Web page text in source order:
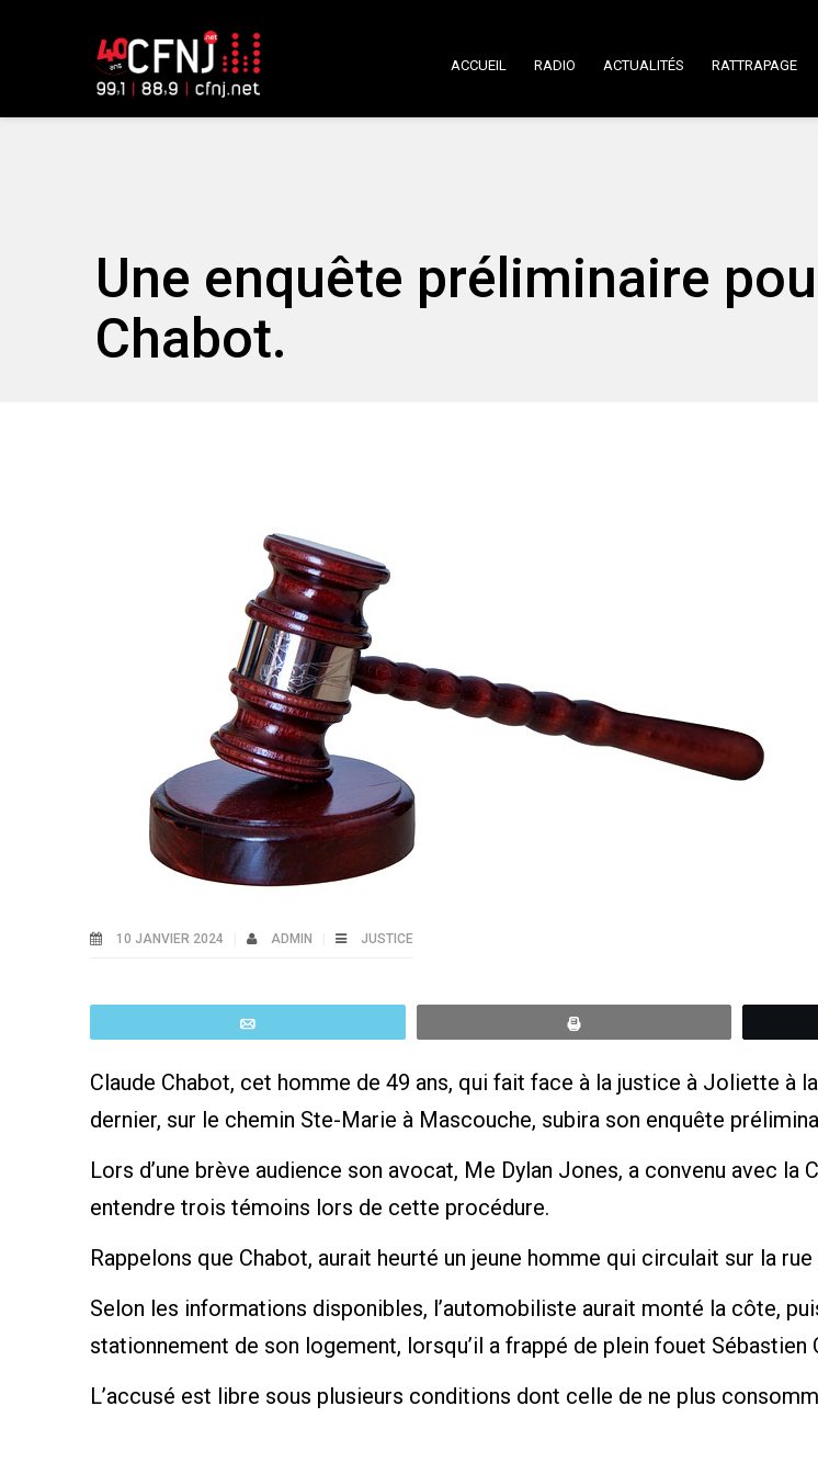
ACCUEIL RADIO ACTUALITÉS RATTRAPAGE
Une enquête préliminaire
Chabot.
10 JANVIER 2024 ADMIN JUSTICE
Claude Chabot, cet homme de 49 ans, qui fait face à la justice à Joliette à
dernier, sur le chemin Ste-Marie à Mascouche, subira son enquête
Lors d’une brève audience son avocat, Me Dylan Jones, a convenu avec la
entendre trois témoins lors de cette procédure.
Rappelons que Chabot, aurait heurté un jeune homme qui circulait sur la
Selon les informations disponibles, l’automobiliste aurait monté la côte,
stationnement de son logement, lorsqu’il a frappé de plein fouet
L’accusé est libre sous plusieurs conditions dont celle de ne plus